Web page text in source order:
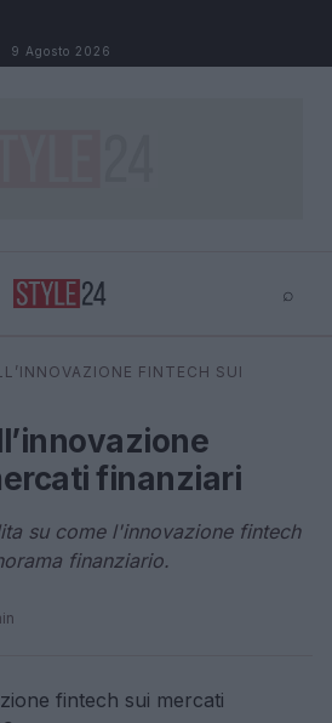
9 Agosto 2026
⌕
FINTECH SUI
finanziari
su come l'innovazione fintech
finanziario.